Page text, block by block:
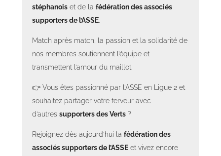
Section 220 Les verts en nord - Amiens vs ASSE - 23 septembre 2025
stéphanois et de la fédération des associés
supporters de l’ASSE.
Match après match, la passion et la solidarité de
nos membres soutiennent l’équipe et
transmettent l’amour du maillot.
👉 Vous êtes passionné par l’ASSE en Ligue 2 et
souhaitez partager votre ferveur avec
d’autres supporters des Verts ?
Rejoignez dès aujourd’hui la fédération des
associés supporters de l’ASSE et vivez encore